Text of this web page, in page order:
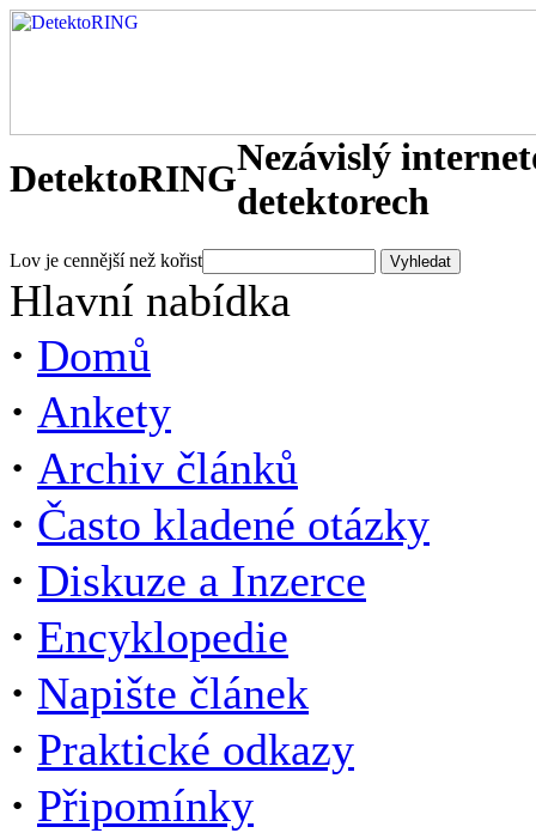
DetektoRINGNezávislý
detektorech
Lov je cennější než kořist
Hlavní nabídka
· Domů
· Ankety
· Archiv článků
· Často kladené otázky
· Diskuze a Inzerce
· Encyklopedie
· Napište článek
· Praktické odkazy
· Připomínky